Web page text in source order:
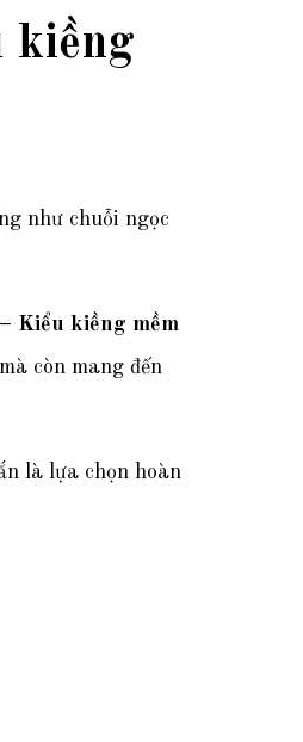
kiềng
như chuỗi ngọc
Kiểu kiềng mềm
còn mang đến
là lựa chọn hoàn